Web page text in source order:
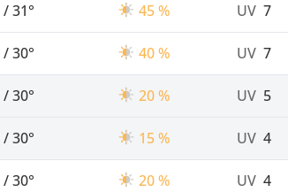
/31° 45 % UV 7
/30° 40 % UV 7
/30° 20 % UV 5
/30° 15 % UV 4
/30° 20 % UV 4